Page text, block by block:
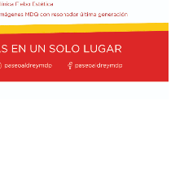
8 años deberán asistir
adulta (menores
$5.000). Las
la boletería de lunes a